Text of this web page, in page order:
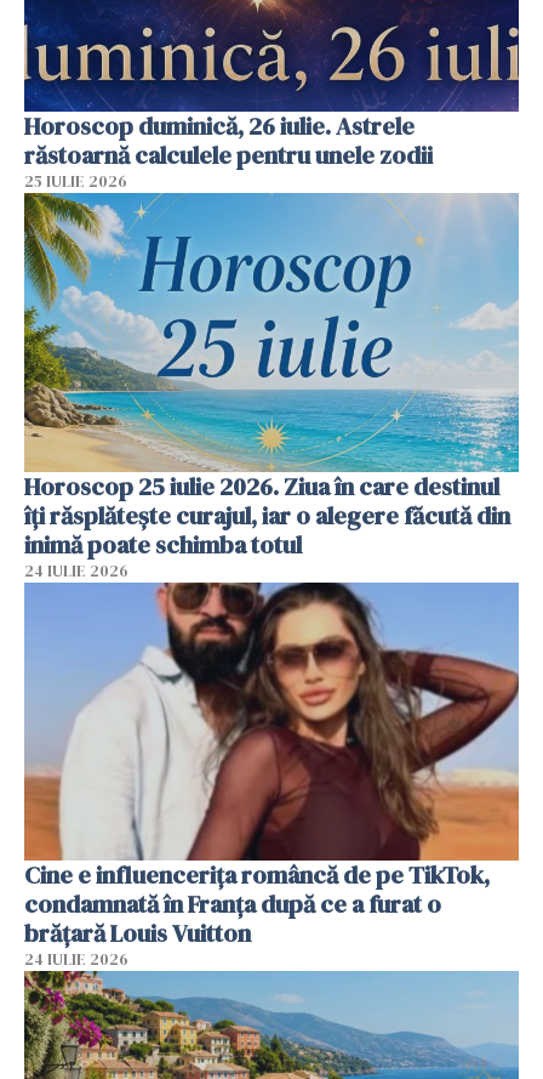
Horoscop duminică, 26 iulie. Astrele
răstoarnă calculele pentru unele zodii
25 IULIE 2026
Horoscop 25 iulie 2026. Ziua în care destinul
îți răsplătește curajul, iar o alegere făcută din
inimă poate schimba totul
24 IULIE 2026
Cine e influencerița româncă de pe TikTok,
condamnată în Franța după ce a furat o
brățară Louis Vuitton
24 IULIE 2026